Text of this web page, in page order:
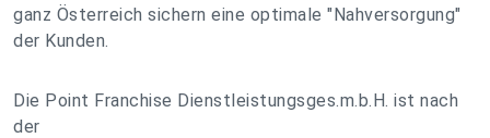
ganz Österreich sichern eine optimale "Nahversorgung"
der Kunden.
Die Point Franchise Dienstleistungsges.m.b.H. ist nach
der